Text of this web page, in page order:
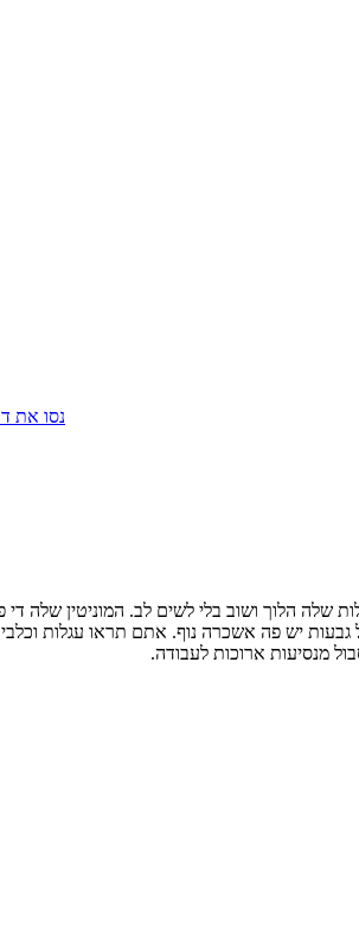
נסו את
הלוך ושוב בלי לשים לב. המוניטין שלה די
יש פה אשכרה נוף. אתם תראו עגלות
מנסיעות ארוכות לעבודה.